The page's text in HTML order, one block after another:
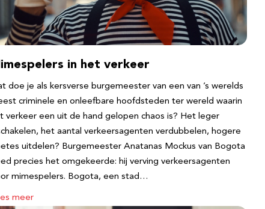
in het verkeer
doe je als kersverse burgemeester van een van ’s werelds
criminele en onleefbare hoofdsteden ter wereld waarin
verkeer een uit de hand gelopen chaos is? Het leger
het aantal verkeersagenten verdubbelen, hogere
uitdelen? Burgemeester Anatanas Mockus van Bogota
precies het omgekeerde: hij verving verkeersagenten
mimespelers. Bogota, een stad…
meer